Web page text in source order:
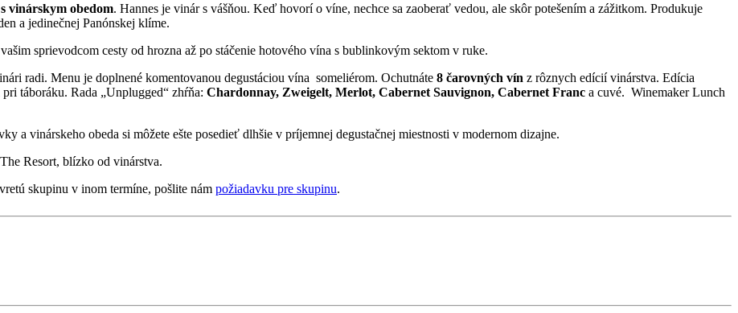
vinárskym obedom. Hannes je vinár s vášňou. Keď hovorí o víne, nechce sa zaoberať vedou, ale skôr potešením a zážitkom. Produkuje
a jedinečnej Panónskej klíme.
sprievodcom cesty od hrozna až po stáčenie hotového vína s bublinkovým sektom v ruke.
radi. Menu je doplnené komentovanou degustáciou vína someliérom. Ochutnáte 8 čarovných vín z rôznych edícií vinárstva. Edícia
táboráku. Rada „Unplugged“ zhŕňa: Chardonnay, Zweigelt, Merlot, Cabernet Sauvignon, Cabernet Franc a cuvé. Winemaker Lunch
a vinárskeho obeda si môžete ešte posedieť dlhšie v príjemnej degustačnej miestnosti v modernom dizajne.
Resort, blízko od vinárstva.
skupinu v inom termíne, pošlite nám požiadavku pre skupinu.